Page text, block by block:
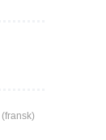
(fransk)